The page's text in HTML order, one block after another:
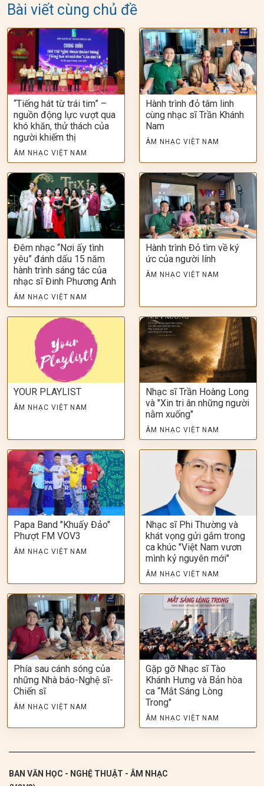
Bài viết cùng chủ đề
“Tiếng hát từ trái tim” –
nguồn động lực vượt qua
khó khăn, thử thách của
người khiếm thị
ÂM NHẠC VIỆT NAM
Hành trình đỏ tâm linh
cùng nhạc sĩ Trần Khánh
Nam
ÂM NHẠC VIỆT NAM
Đêm nhạc “Nơi ấy tình
yêu” đánh dấu 15 năm
hành trình sáng tác của
nhạc sĩ Đinh Phương Anh
ÂM NHẠC VIỆT NAM
Hành trình Đỏ tìm về ký
ức của người lính
ÂM NHẠC VIỆT NAM
YOUR PLAYLIST
ÂM NHẠC VIỆT NAM
Nhạc sĩ Trần Hoàng Long
và "Xin tri ân những người
nằm xuống"
ÂM NHẠC VIỆT NAM
Papa Band "Khuấy Đảo"
Phượt FM VOV3
ÂM NHẠC VIỆT NAM
Nhạc sĩ Phi Thường và
khát vọng gửi gắm trong
ca khúc "Việt Nam vươn
mình kỷ nguyên mới"
ÂM NHẠC VIỆT NAM
Phía sau cánh sóng của
những Nhà báo-Nghệ sĩ-
Chiến sĩ
ÂM NHẠC VIỆT NAM
Gặp gỡ Nhạc sĩ Tào
Khánh Hưng và Bản hòa
ca “Mắt Sáng Lòng
Trong"
ÂM NHẠC VIỆT NAM
BAN VĂN HỌC - NGHỆ THUẬT - ÂM NHẠC